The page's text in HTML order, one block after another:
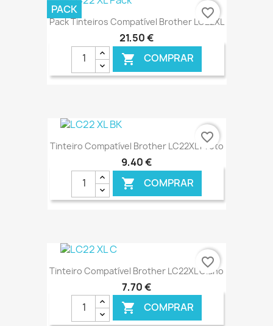
€ ONLINE
Pack Tinteiros Compatível Brother LC22XL
21,50 €
 COMPRAR
€ ONLINE
PACK favorite_border
Tinteiro Compatível Brother LC22XL Preto
9,40 €
 COMPRAR
€ ONLINE
favorite_border
Tinteiro Compatível Brother LC22XL Ciano
7,70 €
 COMPRAR
favorite_border